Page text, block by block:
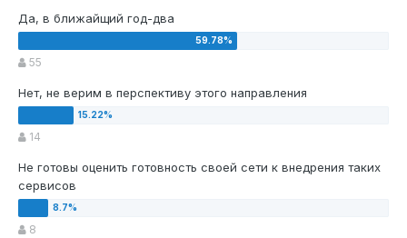
Да, в ближайщий год-два
55
Нет, не верим в перспективу этого направления
14
Не готовы оценить готовность своей сети к внедрения таких
сервисов
8